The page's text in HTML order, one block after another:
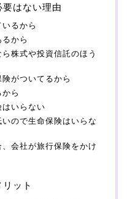
はない理由
るから
から
株式や投資信託のほう
がついてるから
ら
いらない
ので生命保険はいらな
会社が旅行保険をかけ
ット